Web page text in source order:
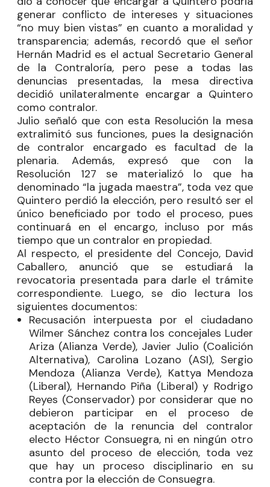
generar conflicto de intereses y situaciones
“no muy bien vistas” en cuanto a moralidad y
transparencia; además, recordó que el señor
Hernán Madrid es el actual Secretario General
de la Contraloría, pero pese a todas las
denuncias presentadas, la mesa directiva
decidió unilateralmente encargar a Quintero
como contralor.
Julio señaló que con esta Resolución la mesa
extralimitó sus funciones, pues la designación
de contralor encargado es facultad de la
plenaria. Además, expresó que con la
Resolución 127 se materializó lo que ha
denominado “la jugada maestra”, toda vez que
Quintero perdió la elección, pero resultó ser el
único beneficiado por todo el proceso, pues
continuará en el encargo, incluso por más
tiempo que un contralor en propiedad.
Al respecto, el presidente del Concejo, David
Caballero, anunció que se estudiará la
revocatoria presentada para darle el trámite
correspondiente. Luego, se dio lectura los
siguientes documentos:
Recusación interpuesta por el ciudadano
Wilmer Sánchez contra los concejales Luder
Ariza (Alianza Verde), Javier Julio (Coalición
Alternativa), Carolina Lozano (ASI), Sergio
Mendoza (Alianza Verde), Kattya Mendoza
(Liberal), Hernando Piña (Liberal) y Rodrigo
Reyes (Conservador) por considerar que no
debieron participar en el proceso de
aceptación de la renuncia del contralor
electo Héctor Consuegra, ni en ningún otro
asunto del proceso de elección, toda vez
que hay un proceso disciplinario en su
contra por la elección de Consuegra.